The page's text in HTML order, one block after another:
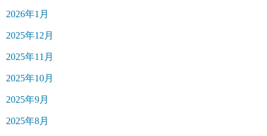
2026年1月
2025年12月
2025年11月
2025年10月
2025年9月
2025年8月